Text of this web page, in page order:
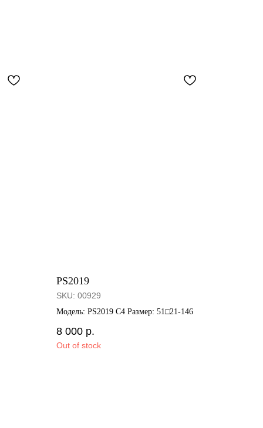
PS2019
SKU: 00929
Модель: PS2019 C4 Размер: 51□21-146
8 000 р.
Out of stock